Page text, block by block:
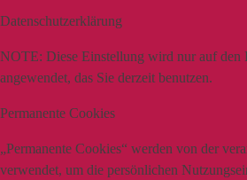
Datenschutzerklärung
NOTE: Diese Einstellung wird nur auf den
angewendet, das Sie derzeit benutzen.
Permanente Cookies
„Permanente Cookies“ werden von der
verwendet, um die persönlichen